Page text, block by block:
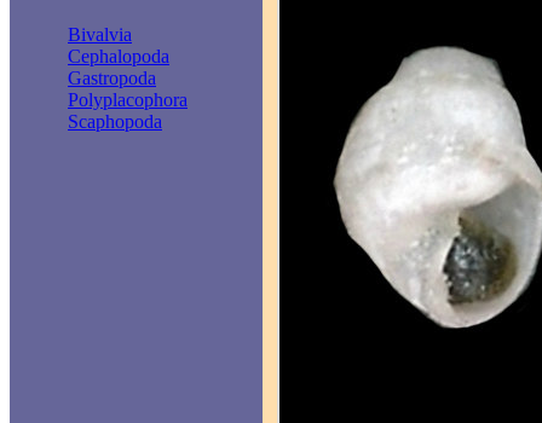
Bivalvia
Cephalopoda
Gastropoda
Polyplacophora
Scaphopoda